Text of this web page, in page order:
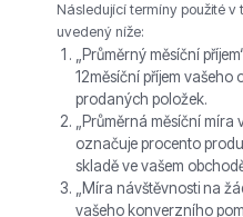
Následující termíny použité
uvedený níže:
„Průměrný měsíční
12měsíční příjem vašeho
prodaných položek.
„Průměrná měsíční míra
označuje procento
skladě ve vašem
„Míra návštěvnosti na
vašeho konverzního